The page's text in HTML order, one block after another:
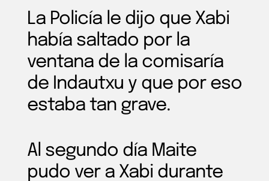
La Policía le dijo que Xabi
había saltado por la
ventana de la comisaría
de Indautxu y que por eso
estaba tan grave.
Al segundo día Maite
pudo ver a Xabi durante